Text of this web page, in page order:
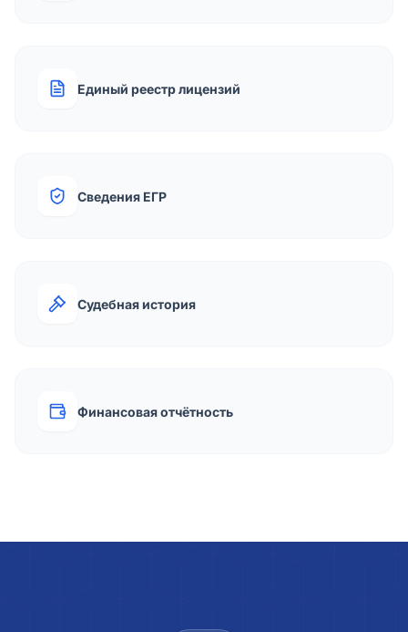
Единый реестр лицензий
Сведения ЕГР
Судебная история
Финансовая отчётность